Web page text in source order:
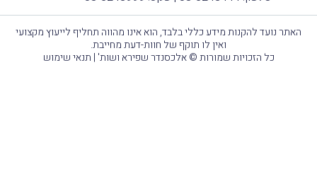
נועד להקנות מידע כללי בלבד, הוא אינו מהווה תחליף לייעוץ מקצועי
ואין לו תוקף של חוות-דעת מחייבת.
כל הזכויות שמורות © אלכסנדר שפירא ושות' |תנאי שימוש